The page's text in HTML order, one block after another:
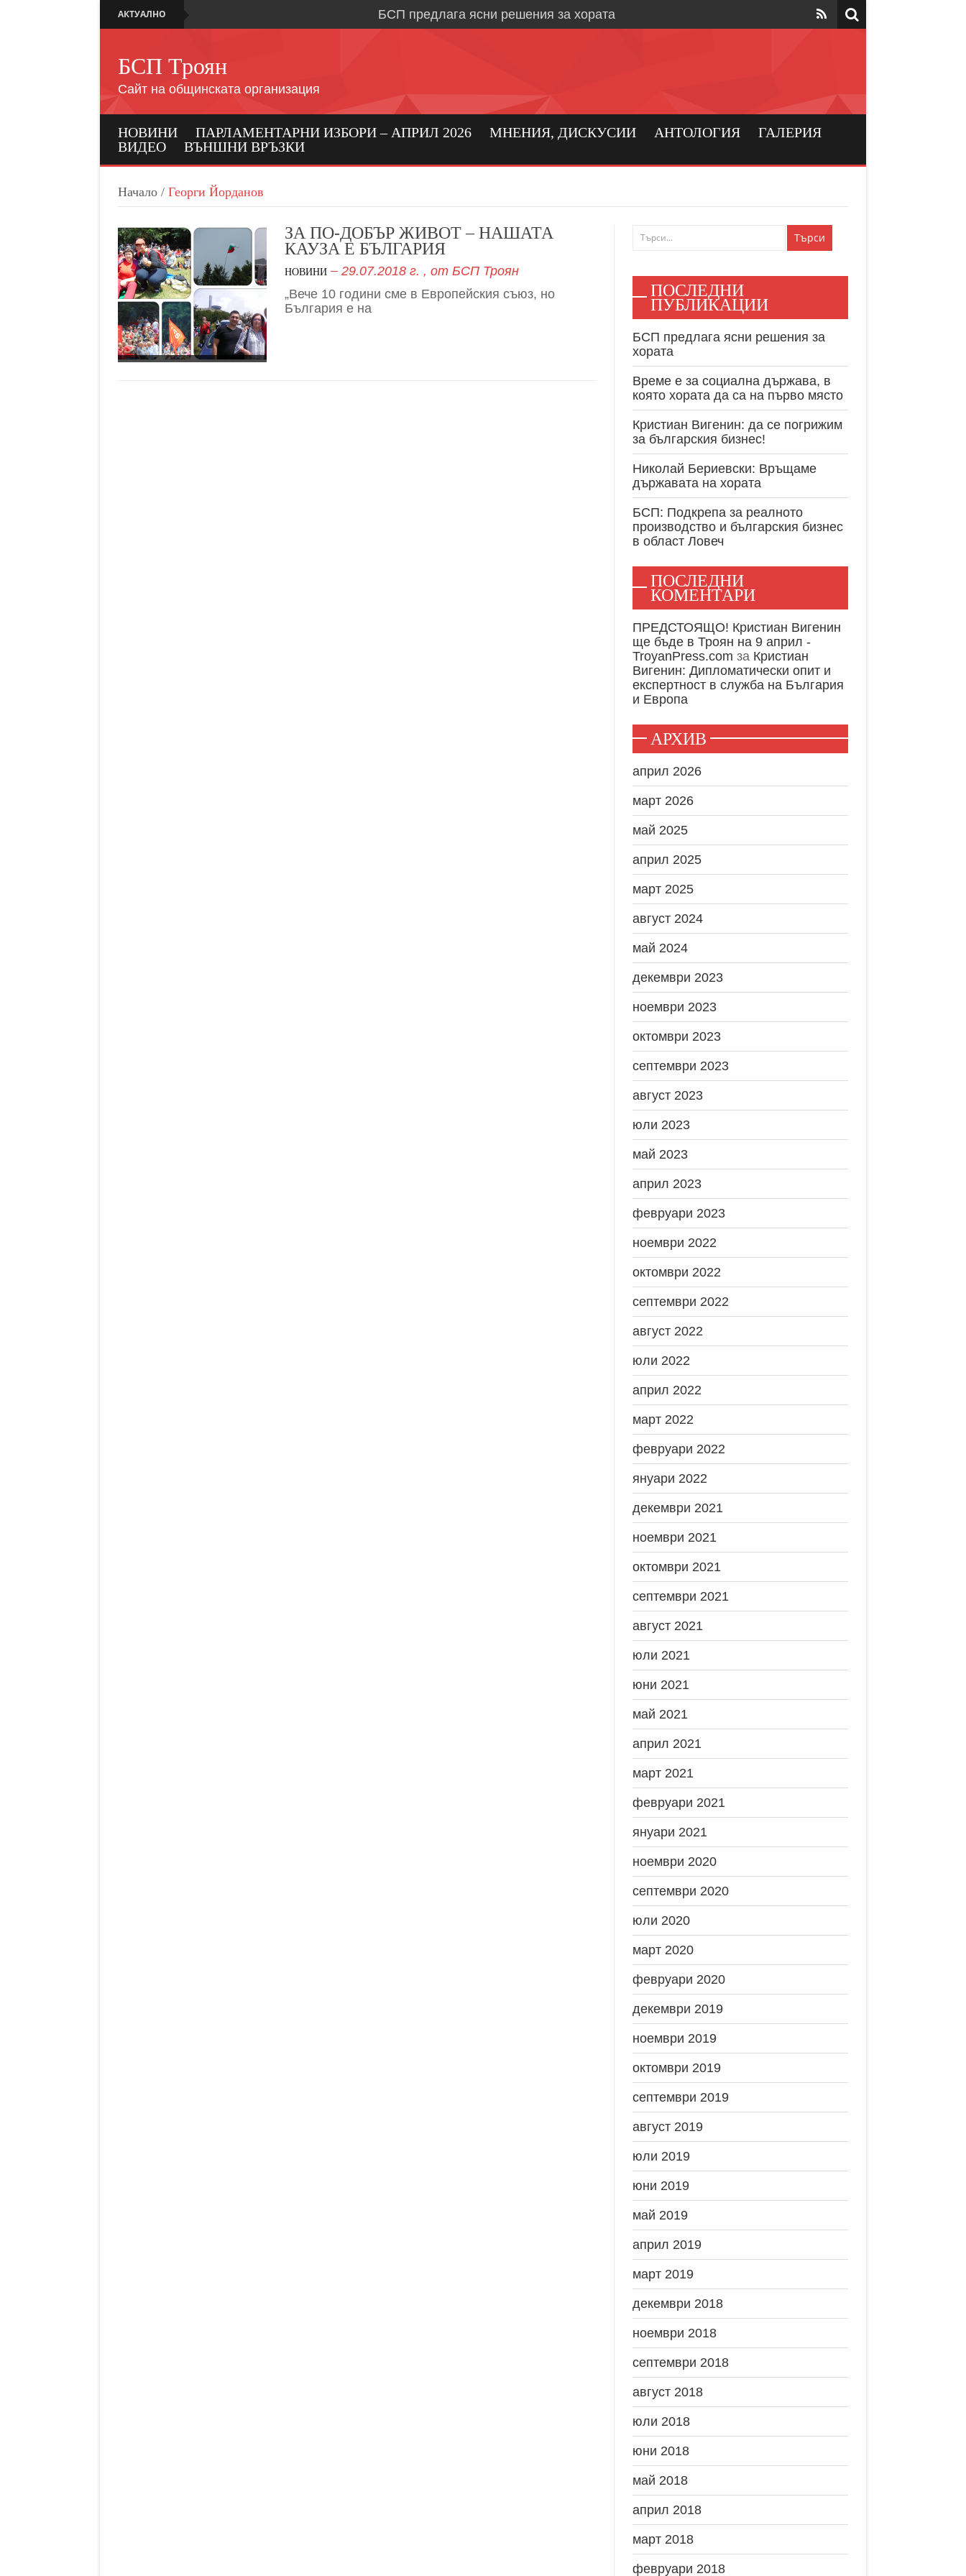
АКТУАЛНО
БСП предлага ясни решения за хората
Николай Бериевски: Връщаме държавата на хората
Дипломацията е единственият път към траен мир
Александрово и Лешница: хората най-добре знаят
своите нужди
В Градежница: среща с три поколения леви хора
Кристиан Вигенин: Дипломатически опит и експертност в
БСП Троян
Сайт на общинската организация
НОВИНИ ПАРЛАМЕНТАРНИ ИЗБОРИ – АПРИЛ 2026 МНЕНИЯ, ДИСКУСИИ АНТОЛОГИЯ
ГАЛЕРИЯ
ВИДЕО
ВЪНШНИ ВРЪЗКИ
Начало / Георги Йорданов
ЗА ПО-ДОБЪР ЖИВОТ – НАШАТА
КАУЗА Е БЪЛГАРИЯ
НОВИНИ 29.07.2018 г. , от БСП Троян
„Вече 10 години сме в Европейския съюз, но
България е на
ПОСЛЕДНИ
ПУБЛИКАЦИИ
БСП предлага ясни решения за
хората
Време е за социална държава, в
която хората да са на първо място
Кристиан Вигенин: да се погрижим
за българския бизнес!
Николай Бериевски: Връщаме
държавата на хората
БСП: Подкрепа за реалното
производство и българския бизнес
в област Ловеч
ПОСЛЕДНИ
КОМЕНТАРИ
ПРЕДСТОЯЩО! Кристиан Вигенин
ще бъде в Троян на 9 април -
TroyanPress.com за Кристиан
Вигенин: Дипломатически опит и
експертност в служба на България
и Европа
АРХИВ
април 2026
март 2026
май 2025
април 2025
март 2025
август 2024
май 2024
декември 2023
ноември 2023
октомври 2023
септември 2023
август 2023
юли 2023
май 2023
април 2023
февруари 2023
ноември 2022
октомври 2022
септември 2022
август 2022
юли 2022
април 2022
март 2022
февруари 2022
януари 2022
декември 2021
ноември 2021
октомври 2021
септември 2021
август 2021
юли 2021
юни 2021
май 2021
април 2021
март 2021
февруари 2021
януари 2021
ноември 2020
септември 2020
юли 2020
март 2020
февруари 2020
декември 2019
ноември 2019
октомври 2019
септември 2019
август 2019
юли 2019
юни 2019
май 2019
април 2019
март 2019
декември 2018
ноември 2018
септември 2018
август 2018
юли 2018
юни 2018
май 2018
април 2018
март 2018
февруари 2018